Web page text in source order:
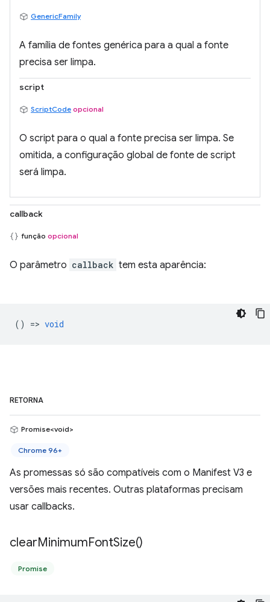
GenericFamily
A família de fontes genérica para a qual a fonte
precisa ser limpa.
script
ScriptCode opcional
O script para o qual a fonte precisa ser limpa. Se
omitida, a configuração global de fonte de script
será limpa.
callback
função opcional
O parâmetro callback tem esta aparência:
() => void
RETORNA
Promise<void>
Chrome 96+
As promessas só são compatíveis com o Manifest V3 e
versões mais recentes. Outras plataformas precisam
usar callbacks.
clearMinimumFontSize()
Promise